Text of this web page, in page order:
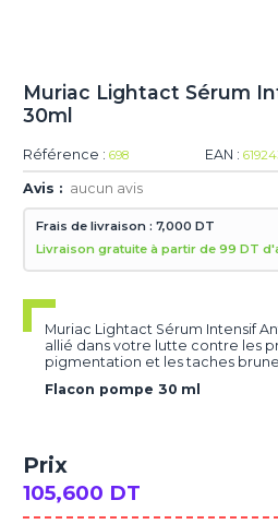
Muriac Lightact Sérum
30ml
Référence : 698 EAN :
Avis : aucun avis
Frais de livraison : 7,000 DT
Livraison gratuite à partir de 99 DT
Muriac Lightact Sérum Intensif
allié dans votre lutte contre les
pigmentation et les taches
Flacon pompe 30 ml
Prix
105,600 DT